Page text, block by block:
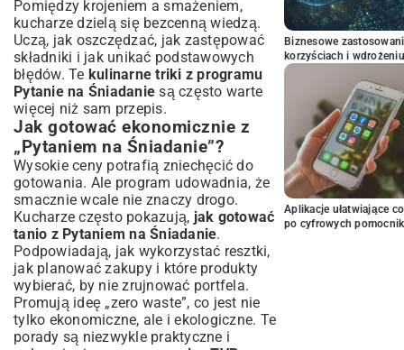
Pomiędzy krojeniem a smażeniem,
kucharze dzielą się bezcenną wiedzą.
Uczą, jak oszczędzać, jak zastępować
składniki i jak unikać podstawowych
błędów. Te kulinarne triki z programu
Pytanie na Śniadanie są często warte
więcej niż sam przepis.
Jak gotować ekonomicznie z
„Pytaniem na Śniadanie”?
Wysokie ceny potrafią zniechęcić do
gotowania. Ale program udowadnia, że
smacznie wcale nie znaczy drogo.
Kucharze często pokazują, jak gotować
tanio z Pytaniem na Śniadanie.
Podpowiadają, jak wykorzystać resztki,
jak planować zakupy i które produkty
wybierać, by nie zrujnować portfela.
Promują ideę „zero waste”, co jest nie
tylko ekonomiczne, ale i ekologiczne. Te
porady są niezwykle praktyczne i
Biznesowe
korzyściach i wdrożeniu
Aplikacje ułatwiające
po cyfrowych